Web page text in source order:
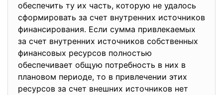
обеспечить ту их часть, которую не удалось
сформировать за счет внутренних источников
финансирования. Если сумма привлекаемых
за счет внутренних источников собственных
финансовых ресурсов полностью
обеспечивает общую потребность в них в
плановом периоде, то в привлечении этих
ресурсов за счет внешних источников нет